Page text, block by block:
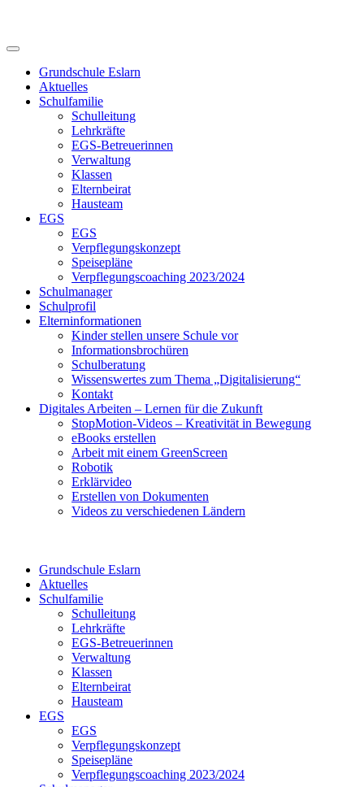
Grundschule Eslarn
Aktuelles
Schulfamilie
Schulleitung
Lehrkräfte
EGS-Betreuerinnen
Verwaltung
Klassen
Elternbeirat
Hausteam
EGS
EGS
Verpflegungskonzept
Speisepläne
Verpflegungscoaching 2023/2024
Schulmanager
Schulprofil
Elterninformationen
Kinder stellen unsere Schule vor
Informationsbrochüren
Schulberatung
Wissenswertes zum Thema „Digitalisierung“
Kontakt
Digitales Arbeiten – Lernen für die Zukunft
StopMotion-Videos – Kreativität in Bewegung
eBooks erstellen
Arbeit mit einem GreenScreen
Robotik
Erklärvideo
Erstellen von Dokumenten
Videos zu verschiedenen Ländern
Grundschule Eslarn
Aktuelles
Schulfamilie
Schulleitung
Lehrkräfte
EGS-Betreuerinnen
Verwaltung
Klassen
Elternbeirat
Hausteam
EGS
EGS
Verpflegungskonzept
Speisepläne
Verpflegungscoaching 2023/2024